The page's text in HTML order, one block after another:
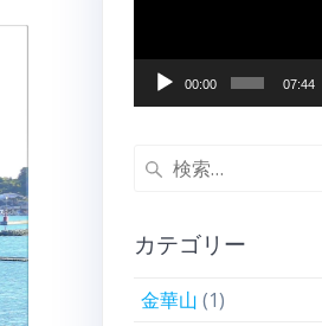
レ
ヤ
00:00 07:44
検
カテゴリー
金華山 (1)